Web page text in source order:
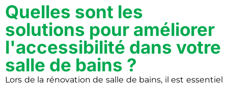
Quelles sont les
solutions pour améliorer
l'accessibilité dans votre
salle de bains ?
Lors de la rénovation de salle de bains, il est essentiel